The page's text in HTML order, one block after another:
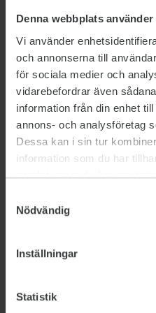
Denna webbplats
Vi använder
och annonserna till
för sociala medier och
vidarebefordrar även
information från din enhet
annons- och analysföretag
Dessa kan i sin tur
information som du har
samlat in när du har använt
Nödvändig
Inställningar
Statistik
Mariestad
Mariestad
Norra vägen 14, 542 33
Aktuellt